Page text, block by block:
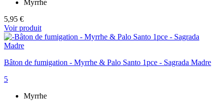
Myrrhe
5,95 €
Voir produit
Bâton de fumigation - Myrrhe & Palo Santo 1pce - Sagrada Madre
5
Myrrhe